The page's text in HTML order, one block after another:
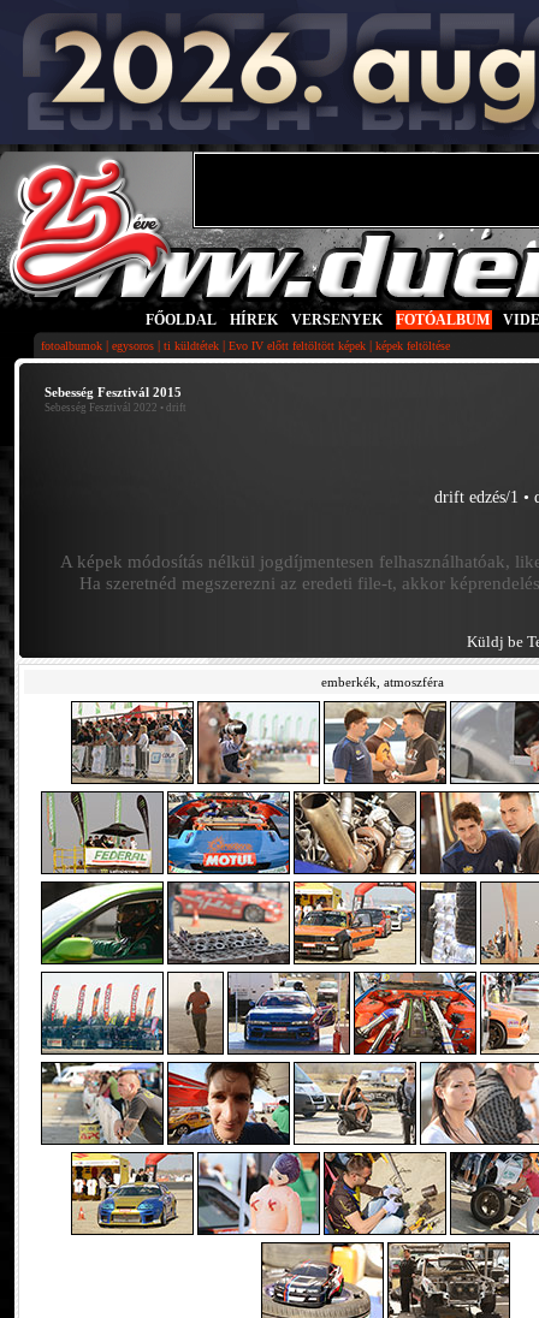
FŐOLDAL HÍREK VERSENYEK FOTÓALBUM
fotoalbumok | egysoros | ti küldtétek | Evo IV előtt feltöltött képek | képek feltöltése
Sebesség Fesztivál 2015
Sebesség Fesztivál 2022 • drift
drift edzés/1 •
A képek módosítás nélkül jogdíjmentesen felhasználhatóak,
Ha szeretnéd megszerezni az eredeti file-t, akkor
Küldj be
emberkék, atmoszféra